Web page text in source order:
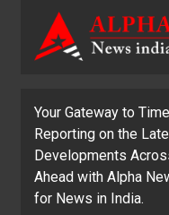
Your Gateway to
Reporting on the
Developments
Ahead with Alpha
for News in India.